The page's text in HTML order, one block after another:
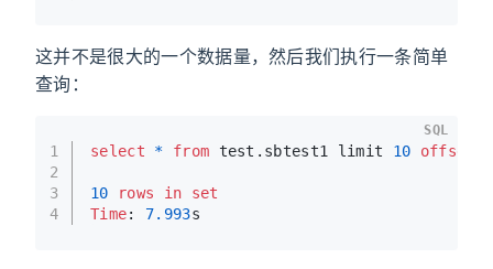
这并不是很大的一个数据量，然后我们执行一条简单
查询：
1
2
3
4
select * from test.sbtest1 limit 10 offset
10 rows in
set
Time: 7.993s
SQL